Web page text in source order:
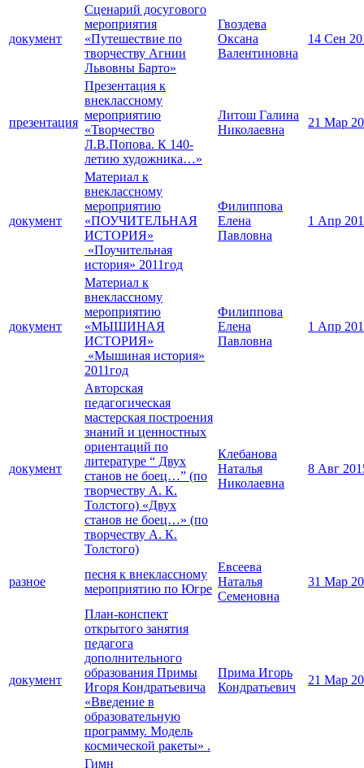
документ
Сценарий досугового
мероприятия
«Путешествие по
творчеству Агнии
Львовны Барто»
Гвоздева
Оксана
Валентиновна
14 Сен
презентация
Презентация к
внеклассному
мероприятию
«Творчество
Л.В.Попова. К 140-
летию художника…»
Литош Галина
Николаевна
21 Мар
документ
Материал к
внеклассному
мероприятию
«ПОУЧИТЕЛЬНАЯ
ИСТОРИЯ»
«Поучительная
история» 2011год
Филиппова
Елена
Павловна
1 Апр
документ
Материал к
внеклассному
мероприятию
«МЫШИНАЯ
ИСТОРИЯ»
«Мышиная история»
2011год
Филиппова
Елена
Павловна
1 Апр
документ
Авторская
педагогическая
мастерская построения
знаний и ценностных
ориентаций по
литературе “ Двух
станов не боец…” (по
творчеству А. К.
Толстого) «Двух
станов не боец…» (по
творчеству А. К.
Толстого)
Клебанова
Наталья
Николаевна
8 Авг
разное
песня к внеклассному
мероприятию по Югре
Евсеева
Наталья
Семеновна
31 Мар
документ
План-конспект
открытого занятия
педагога
дополнительного
образования Примы
Игоря Кондратьевича
«Введение в
образовательную
программу. Модель
космической ракеты» .
Прима Игорь
Кондратьевич
21 Мар
Гимн